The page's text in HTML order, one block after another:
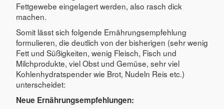
Fettgewebe eingelagert werden, also rasch dick
machen.
Somit lässt sich folgende Ernährungsempfehlung
formulieren, die deutlich von der bisherigen (sehr wenig
Fett und Süßigkeiten, wenig Fleisch, Fisch und
Milchprodukte, viel Obst und Gemüse, sehr viel
Kohlenhydratspender wie Brot, Nudeln Reis etc.)
unterscheidet:
Neue Ernährungsempfehlungen: